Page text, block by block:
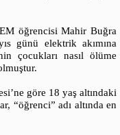
öğrencisi Mahir Buğra
günü elektrik akımına
çocukları nasıl ölüme
göre 18 yaş altındaki
“öğrenci” adı altında en